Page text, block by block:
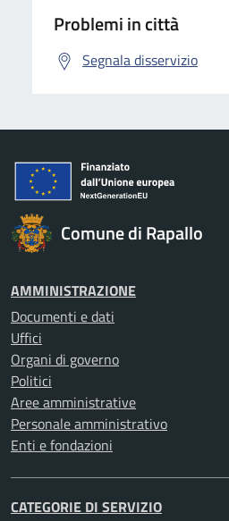
Problemi in città
Segnala disservizio
Comune di Rapallo
AMMINISTRAZIONE
Documenti e dati
Uffici
Organi di governo
Politici
Aree amministrative
Personale amministrativo
Enti e fondazioni
CATEGORIE DI SERVIZIO